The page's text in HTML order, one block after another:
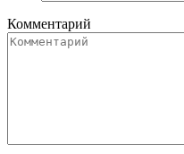
Комментарий